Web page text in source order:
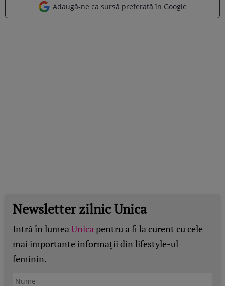
Adaugă-ne ca sursă preferată în Google
Newsletter zilnic Unica
Intră în lumeaUnicapentru a fi la curent cu cele
mai importante informații din lifestyle-ul
feminin.